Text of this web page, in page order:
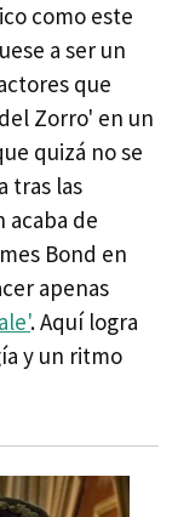
como este
a ser un
que
Zorro' en un
quizá no se
tras las
acaba de
Bond en
apenas
. Aquí logra
y un ritmo